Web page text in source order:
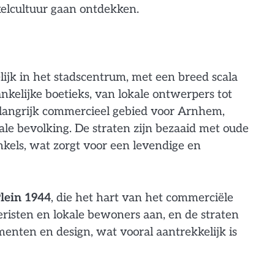
gaan ontdekken.
in het stadscentrum, met een breed scala
boetieks, van lokale ontwerpers tot
commercieel gebied voor Arnhem,
bevolking. De straten zijn bezaaid met oude
wat zorgt voor een levendige en
1944, die het hart van het commerciële
en lokale bewoners aan, en de straten
en design, wat vooral aantrekkelijk is